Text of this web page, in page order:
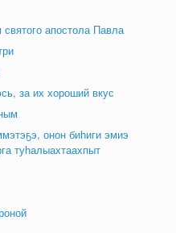
апостола Павла
за их хороший вкус
онон биһиги эмиэ
туһалыахтаахпыт